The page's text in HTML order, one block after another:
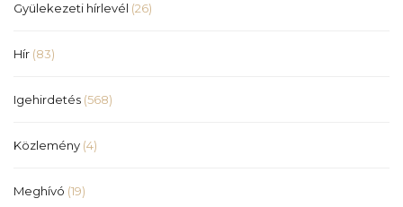
Gyülekezeti hírlevél (26)
Hír (83)
Igehirdetés (568)
Közlemény (4)
Meghívó (19)